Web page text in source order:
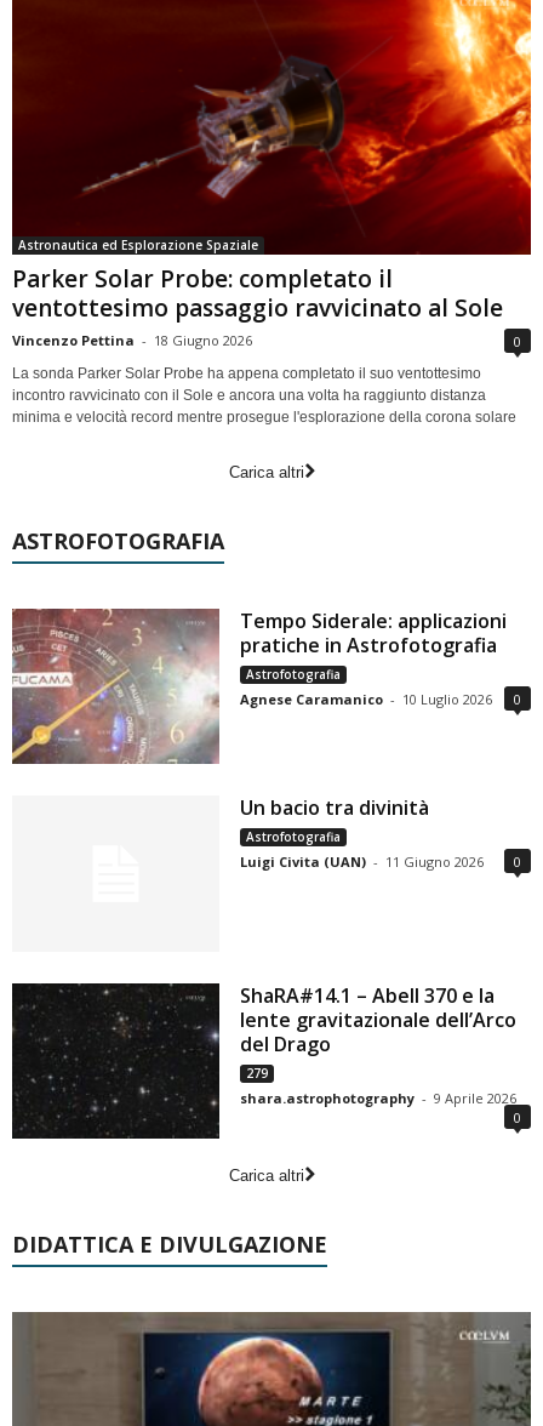
Astronautica ed Esplorazione Spaziale
Parker Solar Probe: completato il
ventottesimo passaggio ravvicinato al Sole
Vincenzo Pettina - 18 Giugno 2026 0
La sonda Parker Solar Probe ha appena completato il suo ventottesimo
incontro ravvicinato con il Sole e ancora una volta ha raggiunto distanza
minima e velocità record mentre prosegue l'esplorazione della corona solare
Carica altri
ASTROFOTOGRAFIA
Tempo Siderale: applicazioni
pratiche in Astrofotografia
Astrofotografia
Agnese Caramanico - 10 Luglio 2026 0
Un bacio tra divinità
Astrofotografia
Luigi Civita (UAN) - 11 Giugno 2026 0
ShaRA#14.1 – Abell 370 e la
lente gravitazionale dell’Arco
del Drago
279
shara.astrophotography - 9 Aprile 2026
0
Carica altri
DIDATTICA E DIVULGAZIONE